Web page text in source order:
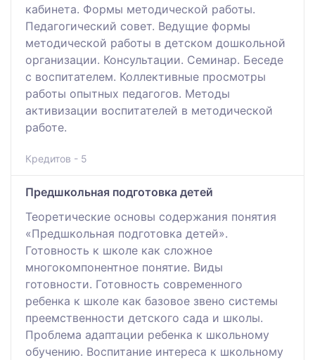
кабинета. Формы методической работы.
Педагогический совет. Ведущие формы
методической работы в детском дошкольной
организации. Консультации. Семинар. Беседе
с воспитателем. Коллективные просмотры
работы опытных педагогов. Методы
активизации воспитателей в методической
работе.
Кредитов - 5
Предшкольная подготовка детей
Теоретические основы содержания понятия
«Предшкольная подготовка детей».
Готовность к школе как сложное
многокомпонентное понятие. Виды
готовности. Готовность современного
ребенка к школе как базовое звено системы
преемственности детского сада и школы.
Проблема адаптации ребенка к школьному
обучению. Воспитание интереса к школьному